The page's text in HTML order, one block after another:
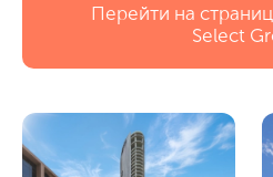
Перейти на
Select